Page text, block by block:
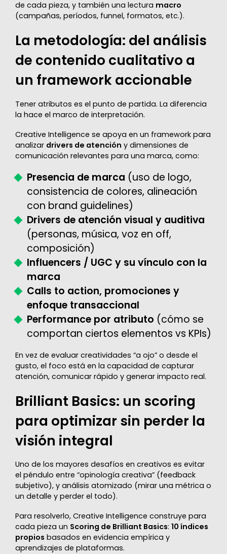
de cada pieza, y también una lectura macro
(campañas, períodos, funnel, formatos, etc.).
La metodología: del análisis
de contenido cualitativo a
un framework accionable
Tener atributos es el punto de partida. La diferencia
la hace el marco de interpretación.
Creative Intelligence se apoya en un framework para
analizar drivers de atención y dimensiones de
comunicación relevantes para una marca, como:
Presencia de marca (uso de logo,
consistencia de colores, alineación
con brand guidelines)
Drivers de atención visual y auditiva
(personas, música, voz en off,
composición)
Influencers / UGC y su vínculo con la
marca
Calls to action, promociones y
enfoque transaccional
Performance por atributo (cómo se
comportan ciertos elementos vs KPIs)
En vez de evaluar creatividades “a ojo” o desde el
gusto, el foco está en la capacidad de capturar
atención, comunicar rápido y generar impacto real.
Brilliant Basics: un scoring
para optimizar sin perder la
visión integral
Uno de los mayores desafíos en creativos es evitar
el péndulo entre “opinología creativa” (feedback
subjetivo), y análisis atomizado (mirar una métrica o
un detalle y perder el todo).
Para resolverlo, Creative Intelligence construye para
cada pieza un Scoring de Brilliant Basics: 10 índices
propios basados en evidencia empírica y
aprendizajes de plataformas.